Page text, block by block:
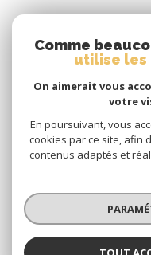
© 2026
Nos honoraires
Comme
utilise les
On aimerait vous
votre
En poursuivant, vous
cookies par ce site, afin
contenus adaptés et